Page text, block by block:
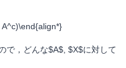
で，どんな$A$, $X$に対して